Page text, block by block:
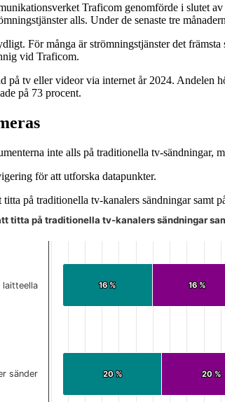
Traficom genomförde i slutet
alls. Under de senaste tre
För många är strömningstjänster det
vid Traficom.
på tv eller videor via internet år 2024. Andelen
på 73 procent.
inte alls på traditionella tv-sändningar,
för att utforska datapunkter.
på traditionella tv-kanalers sändningar
tabbtangenten och bläddra bland
titta på traditionella tv-kanalers sändningar
16 %
16 %
20 %
20 %
16 %
16 %
20 %
20 %
laitteella
sänder